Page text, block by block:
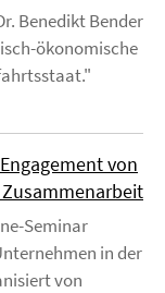
Benedikt Bender
ökonomische
von
Seminar
in der
von